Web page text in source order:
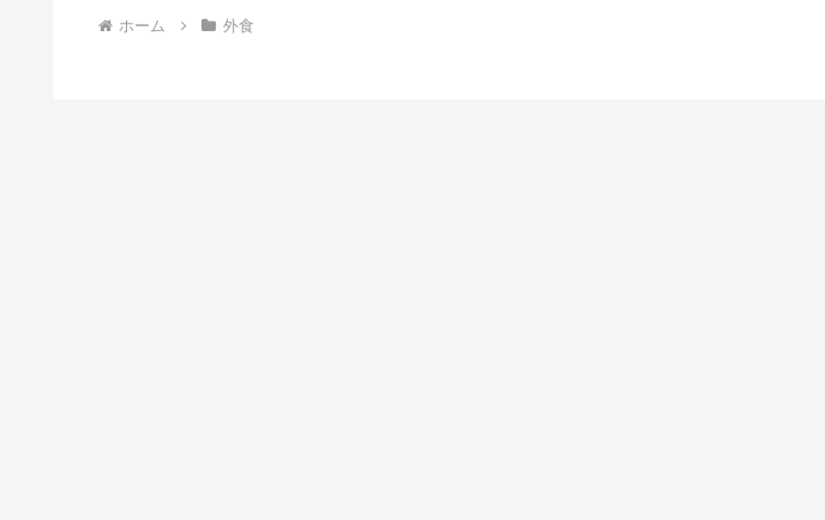
ホーム 外食